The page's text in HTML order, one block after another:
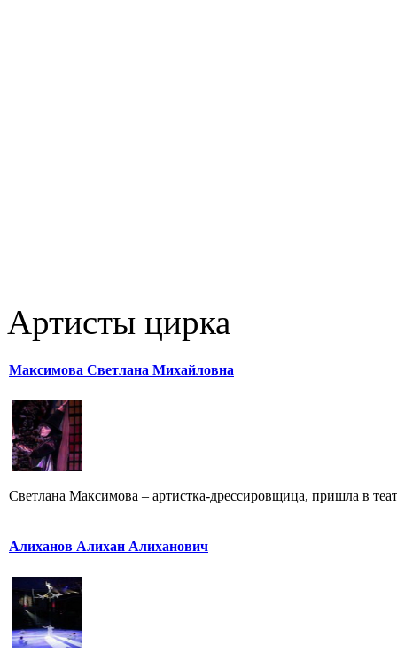
Артисты цирка
Максимова Светлана Михайловна
Светлана Максимова – артистка-дрессировщица, пришла в
Алиханов Алихан Алиханович